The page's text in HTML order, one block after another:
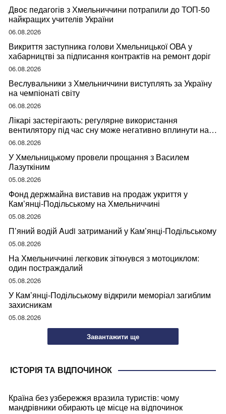
Двоє педагогів з Хмельниччини потрапили до ТОП-50
найкращих учителів України
06.08.2026
Викриття заступника голови Хмельницької ОВА у
хабарництві за підписання контрактів на ремонт доріг
06.08.2026
Веслувальники з Хмельниччини виступлять за Україну
на чемпіонаті світу
06.08.2026
Лікарі застерігають: регулярне використання
вентилятору під час сну може негативно вплинути на
ваше здоров’я
06.08.2026
У Хмельницькому провели прощання з Василем
Лазуткіним
05.08.2026
Фонд держмайна виставив на продаж укриття у
Кам’янці-Подільському на Хмельниччині
05.08.2026
П’яний водій Audi затриманий у Кам’янці-Подільському
05.08.2026
На Хмельниччині легковик зіткнувся з мотоциклом:
один постраждалий
05.08.2026
У Кам’янці-Подільському відкрили меморіал загиблим
захисникам
05.08.2026
Завантажити ще
ІСТОРІЯ ТА ВІДПОЧИНОК
Країна без узбережжя вразила туристів: чому
мандрівники обирають це місце на відпочинок